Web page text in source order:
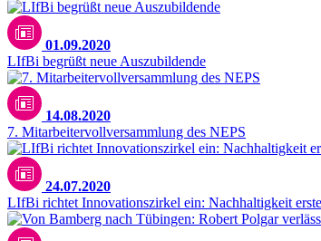
01.09.2020
LIfBi begrüßt neue Auszubildende
14.08.2020
7. Mitarbeitervollversammlung des NEPS
24.07.2020
LIfBi richtet Innovationszirkel ein: Nachhaltigkeit